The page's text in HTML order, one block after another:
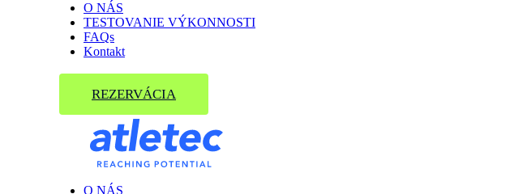
O NÁS
TESTOVANIE VÝKONNOSTI
FAQs
Kontakt
REZERVÁCIA
O NÁS